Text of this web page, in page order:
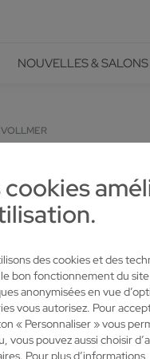
cookies
des cookies et des
bon fonctionnement du
anonymisées en vue
vous autorisez. Pour
« Personnaliser » vous
vous pouvez aussi choisir
Pour plus
NOUVELLES & SALONS
SUR
de scie, est établi à
Vollmer. En avril
et sans intervention